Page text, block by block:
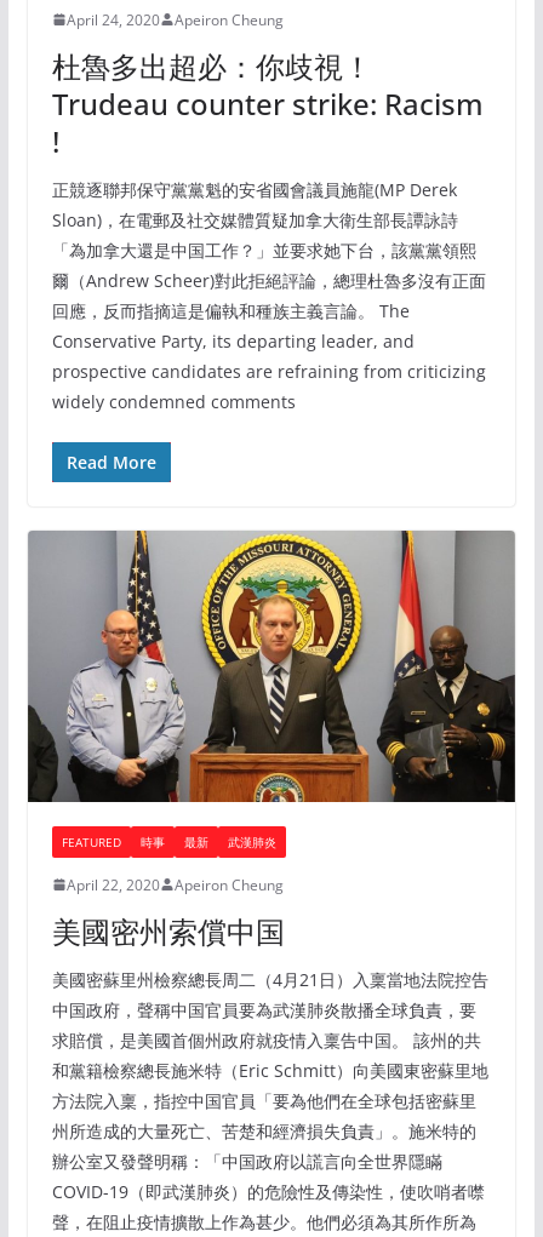
April 24, 2020 Apeiron Cheung
杜魯多出超必：你歧視！
Trudeau counter strike: Racism
!
正競逐聯邦保守黨黨魁的安省國會議員施龍(MP Derek
Sloan)，在電郵及社交媒體質疑加拿大衛生部長譚詠詩
「為加拿大還是中国工作？」並要求她下台，該黨黨領熙
爾（Andrew Scheer)對此拒絕評論，總理杜魯多沒有正面
回應，反而指摘這是偏執和種族主義言論。 The
Conservative Party, its departing leader, and
prospective candidates are refraining from criticizing
widely condemned comments
Read More
FEATURED 時事 最新 武漢肺炎
April 22, 2020 Apeiron Cheung
美國密州索償中国
美國密蘇里州檢察總長周二（4月21日）入稟當地法院控告
中国政府，聲稱中国官員要為武漢肺炎散播全球負責，要
求賠償，是美國首個州政府就疫情入稟告中国。 該州的共
和黨籍檢察總長施米特（Eric Schmitt）向美國東密蘇里地
方法院入稟，指控中国官員「要為他們在全球包括密蘇里
州所造成的大量死亡、苦楚和經濟損失負責」。施米特的
辦公室又發聲明稱：「中国政府以謊言向全世界隱瞞
COVID-19（即武漢肺炎）的危險性及傳染性，使吹哨者噤
聲，在阻止疫情擴散上作為甚少。他們必須為其所作所為